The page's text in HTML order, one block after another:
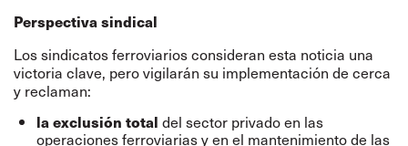
Perspectiva sindical
Los sindicatos ferroviarios consideran esta noticia una
victoria clave, pero vigilarán su implementación de cerca
y reclaman:
la exclusión total del sector privado en las
operaciones ferroviarias y en el mantenimiento de las